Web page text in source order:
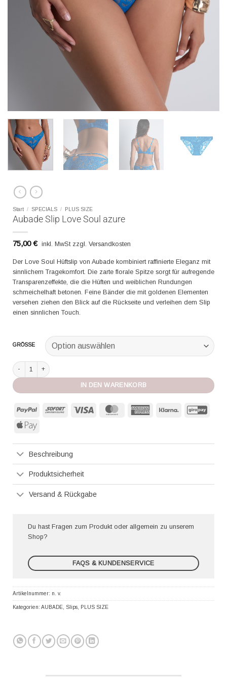
Start / SPECIALS / PLUS SIZE
Aubade Slip Love Soul azure
75,00€ inkl. MwSt zzgl. Versandkosten
Der Love Soul Hüftslip von Aubade kombiniert raffinierte Eleganz mit
sinnlichem Tragekomfort. Die zarte florale Spitze sorgt für aufregende
Transparenzeffekte, die die Hüften und weiblichen Rundungen
schmeichelhaft betonen. Feine Bänder die mit goldenen Elementen
versehen ziehen den Blick auf die Rückseite und verleihen dem Slip
einen sinnlichen Touch.
GRÖSSE
Aubade Slip Love Soul azure Menge
IN DEN WARENKORB
PayPal Sofort MasterCard American
Klarna
Apple
Beschreibung
Produktsicherheit
Versand & Rückgabe
Du hast Fragen zum Produkt oder allgemein zu unserem
Shop?
FAQS & KUNDENSERVICE
Artikelnummer: n. v.
Kategorien: AUBADE, Slips, PLUS SIZE